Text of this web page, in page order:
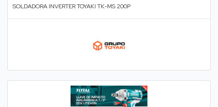
SOLDADORA INVERTER TOYAKI TK-MS 200P